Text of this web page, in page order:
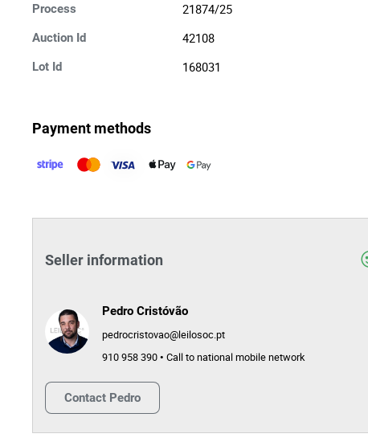
Process 21874/25
Auction Id 42108
Lot Id 168031
Payment methods
Seller information
Pedro Cristóvão
pedrocristovao@leilosoc.pt
910 958 390 • Call to national mobile network
Contact Pedro